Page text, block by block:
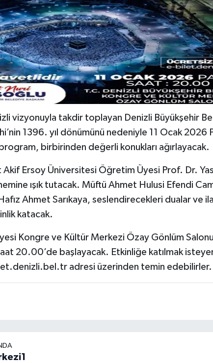
vizyonuyla takdir toplayan Denizli Büyükşehir
1396. yıl dönümünü nedeniyle 11 Ocak 2026
birbirinden değerli konukları ağırlayacak.
Ersoy Üniversitesi Öğretim Üyesi Prof. Dr.
ışık tutacak. Müftü Ahmet Hulusi Efendi
Ahmet Sarıkaya, seslendirecekleri dualar ve
katacak.
Kongre ve Kültür Merkezi Özay Gönlüm
20.00’de başlayacak. Etkinliğe katılmak
adresi üzerinden temin edebilirler.